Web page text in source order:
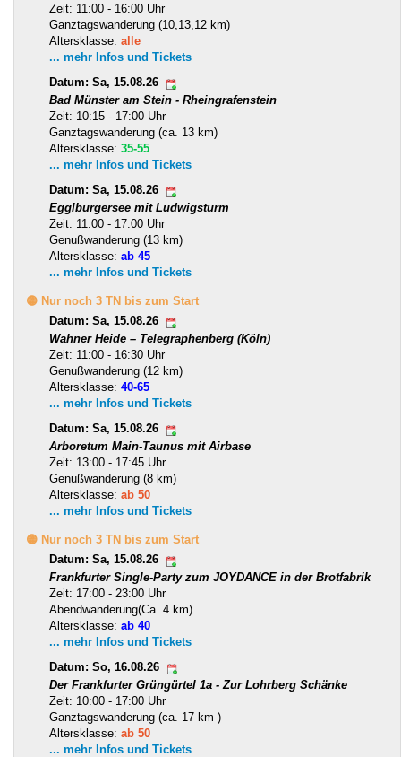
Zeit: 11:00 - 16:00 Uhr
Ganztagswanderung (10,13,12 km)
Altersklasse: alle
... mehr Infos und Tickets
Datum: Sa, 15.08.26
Bad Münster am Stein - Rheingrafenstein
Zeit: 10:15 - 17:00 Uhr
Ganztagswanderung (ca. 13 km)
Altersklasse: 35-55
... mehr Infos und Tickets
Datum: Sa, 15.08.26
Egglburgersee mit Ludwigsturm
Zeit: 11:00 - 17:00 Uhr
Genußwanderung (13 km)
Altersklasse: ab 45
... mehr Infos und Tickets
🟡 Nur noch 3 TN bis zum Start
Datum: Sa, 15.08.26
Wahner Heide – Telegraphenberg (Köln)
Zeit: 11:00 - 16:30 Uhr
Genußwanderung (12 km)
Altersklasse: 40-65
... mehr Infos und Tickets
Datum: Sa, 15.08.26
Arboretum Main-Taunus mit Airbase
Zeit: 13:00 - 17:45 Uhr
Genußwanderung (8 km)
Altersklasse: ab 50
... mehr Infos und Tickets
🟡 Nur noch 3 TN bis zum Start
Datum: Sa, 15.08.26
Frankfurter Single-Party zum JOYDANCE in der Brotfabrik
Zeit: 17:00 - 23:00 Uhr
Abendwanderung(Ca. 4 km)
Altersklasse: ab 40
... mehr Infos und Tickets
Datum: So, 16.08.26
Der Frankfurter Grüngürtel 1a - Zur Lohrberg Schänke
Zeit: 10:00 - 17:00 Uhr
Ganztagswanderung (ca. 17 km )
Altersklasse: ab 50
... mehr Infos und Tickets